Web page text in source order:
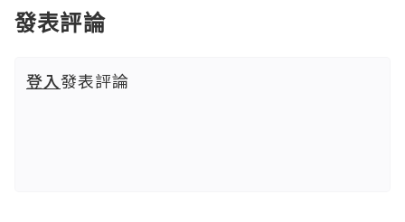
發表評論
登入發表評論